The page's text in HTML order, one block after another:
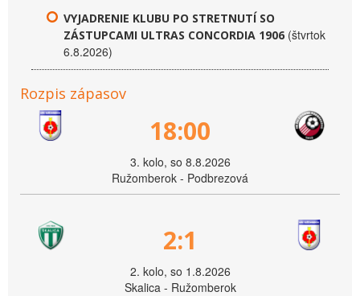
VYJADRENIE KLUBU PO STRETNUTÍ SO
ZÁSTUPCAMI ULTRAS CONCORDIA 1906 (štvrtok
6.8.2026)
Rozpis zápasov
18:00
3. kolo, so 8.8.2026
Ružomberok - Podbrezová
2:1
2. kolo, so 1.8.2026
Skalica - Ružomberok